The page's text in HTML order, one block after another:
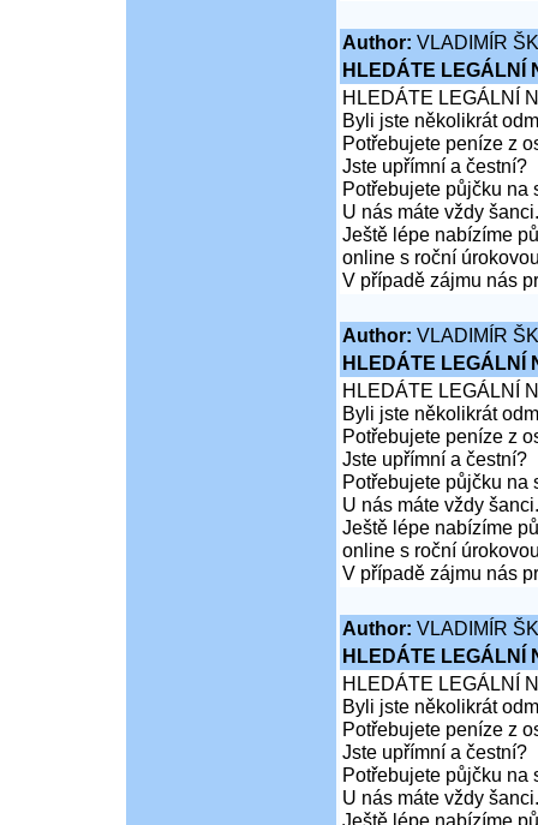
Author: VLADIMÍR
HLEDÁTE LEGÁLNÍ
HLEDÁTE LEGÁLNÍ
Byli jste několikrát
Potřebujete peníze z
Jste upřímní a čestní?
Potřebujete půjčku na
U nás máte vždy šanci.
Ještě lépe nabízíme
online s roční
V případě zájmu nás
Author: VLADIMÍR
HLEDÁTE LEGÁLNÍ
HLEDÁTE LEGÁLNÍ
Byli jste několikrát
Potřebujete peníze z
Jste upřímní a čestní?
Potřebujete půjčku na
U nás máte vždy šanci.
Ještě lépe nabízíme
online s roční
V případě zájmu nás
Author: VLADIMÍR
HLEDÁTE LEGÁLNÍ
HLEDÁTE LEGÁLNÍ
Byli jste několikrát
Potřebujete peníze z
Jste upřímní a čestní?
Potřebujete půjčku na
U nás máte vždy šanci.
Ještě lépe nabízíme